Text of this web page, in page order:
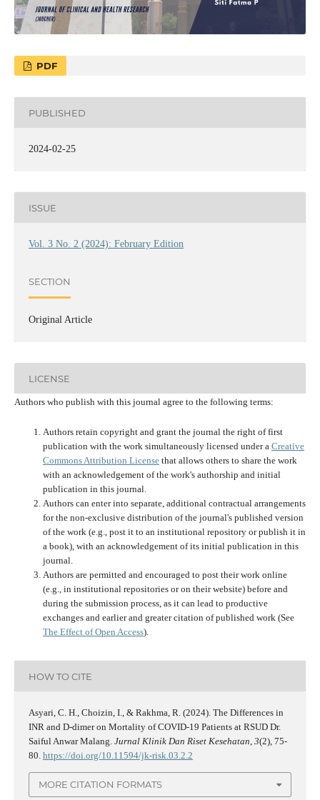
PDF
PUBLISHED
2024-02-25
ISSUE
Vol. 3 No. 2 (2024): February Edition
SECTION
Original Article
LICENSE
Authors who publish with this journal agree to the following terms:
Authors retain copyright and grant the journal the right of first
publication with the work simultaneously licensed under a Creative
Commons Attribution Licensethat allows others to share the work
with an acknowledgement of the work's authorship and initial
publication in this journal.
Authors can enter into separate, additional contractual arrangements
for the non-exclusive distribution of the journal's published version
of the work (e.g., post it to an institutional repository or publish it in
a book), with an acknowledgement of its initial publication in this
journal.
Authors are permitted and encouraged to post their work online
(e.g., in institutional repositories or on their website) before and
during the submission process, as it can lead to productive
exchanges and earlier and greater citation of published work (See
The Effect of Open Access).
HOW TO CITE
Asyari, C. H., Choizin, I., & Rakhma, R. (2024). The Differences in
INR and D-dimer on Mortality of COVID-19 Patients at RSUD Dr.
Saiful Anwar Malang. Jurnal Klinik Dan Riset Kesehatan, 3(2), 75-
80. https://doi.org/10.11594/jk-risk.03.2.2
MORE CITATION FORMATS